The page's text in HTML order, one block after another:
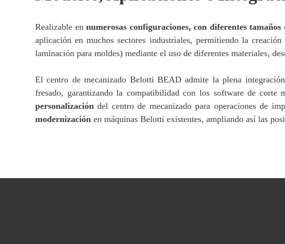
Realizable en numerosas configuraciones, con diferentes
aplicación en muchos sectores industriales, permitiendo la
laminación para moldes) mediante el uso de diferentes materiales,
El centro de mecanizado Belotti BEAD admite la plena
fresado, garantizando la compatibilidad con los software de corte
personalización del centro de mecanizado para operaciones de
modernización en máquinas Belotti existentes, ampliando así las